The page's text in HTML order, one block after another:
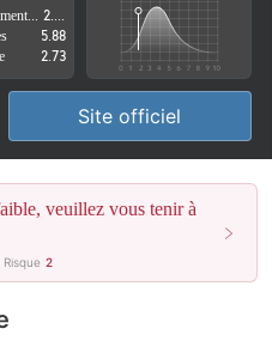
5.88
2.73
Site officiel
veuillez vous tenir à
Risque 2